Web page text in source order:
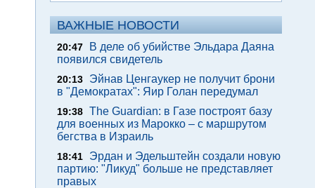
ВАЖНЫЕ НОВОСТИ
20:47
В деле об убийстве Эльдара Даяна
появился свидетель
20:13
Эйнав Ценгаукер не получит брони
в "Демократах": Яир Голан передумал
19:38 The Guardian: в Газе построят базу
для военных из Марокко – с маршрутом
бегства в Израиль
18:41
Эрдан и Эдельштейн создали новую
партию: "Ликуд" больше не представляет
правых